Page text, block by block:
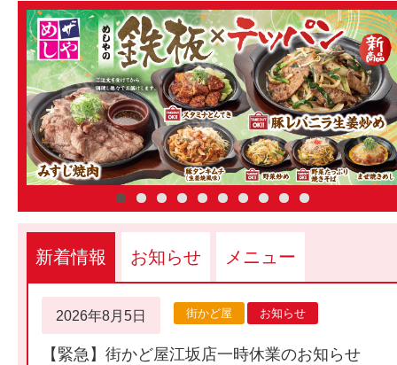
新着情報 お知らせ メニュー
2026年8月5日 街かど屋 お知らせ
【緊急】街かど屋江坂店一時休業のお知らせ